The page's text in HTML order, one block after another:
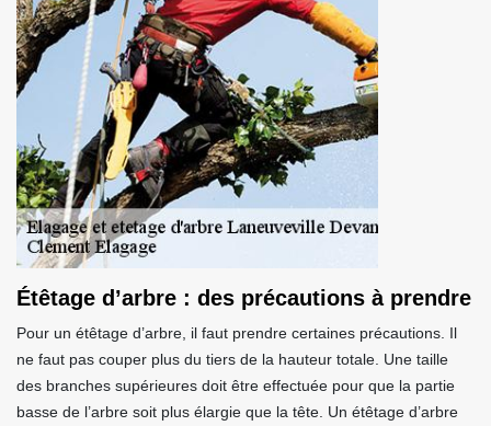
Étêtage d’arbre : des précautions à prendre
Pour un étêtage d’arbre, il faut prendre certaines précautions. Il
ne faut pas couper plus du tiers de la hauteur totale. Une taille
des branches supérieures doit être effectuée pour que la partie
basse de l’arbre soit plus élargie que la tête. Un étêtage d’arbre